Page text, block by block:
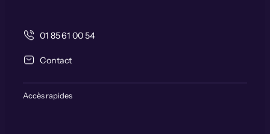
01 85 61 00 54
Contact
Accès rapides